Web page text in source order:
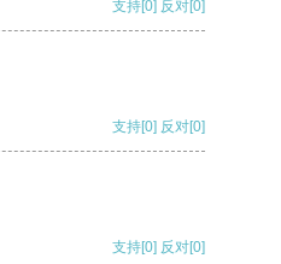
支持[0] 反对[0]
支持[0] 反对[0]
支持[0] 反对[0]